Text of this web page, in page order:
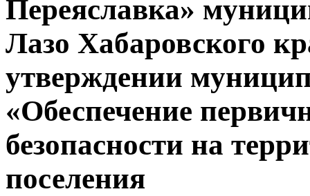
Переяславка»
Лазо Хабаровского
утверждении
«Обеспечение
безопасности на
поселения